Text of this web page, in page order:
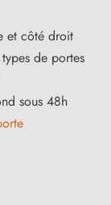
et côté droit
de portes
sous 48h